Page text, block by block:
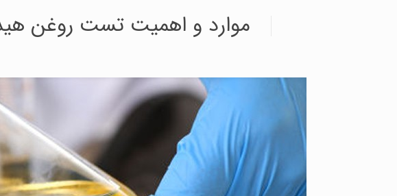
موارد و اهمیت تست روغن